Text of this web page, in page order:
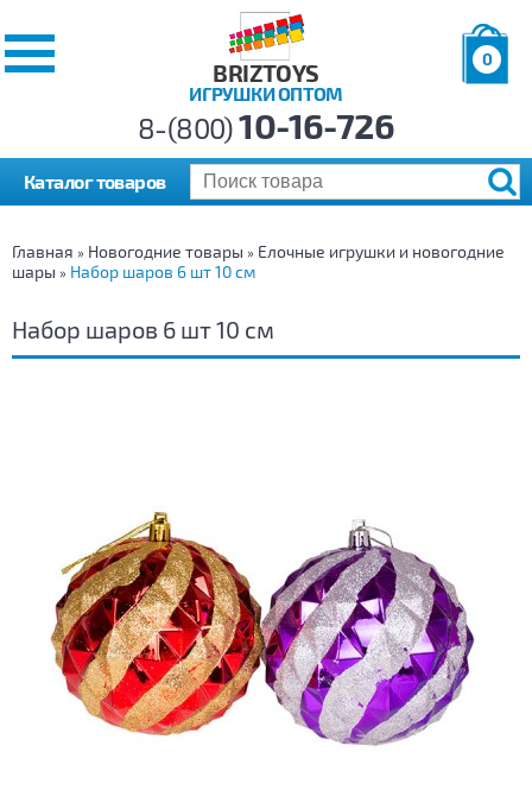
BRIZTOYS
ИГРУШКИ ОПТОМ
0
р.
8-(800)10-16-726
Каталог товаров
Главная » Новогодние товары » Елочные игрушки и новогодние
шары » Набор шаров 6 шт 10 см
Набор шаров 6 шт 10 см